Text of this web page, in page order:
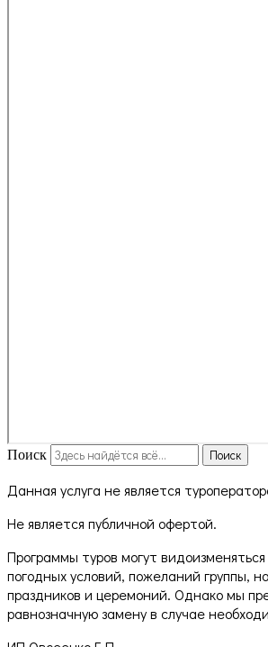
Поиск Поиск
Данная услуга не является
Не является публичной офертой.
Программы туров могут
погодных условий, пожеланий группы,
праздников и церемоний. Однако мы
равнозначную замену в случае